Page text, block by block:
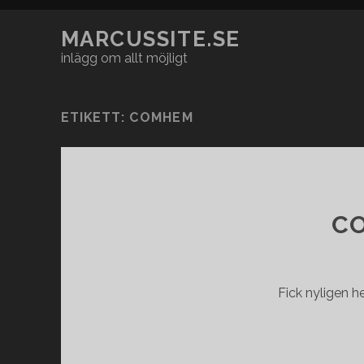
MARCUSSITE.SE
inlägg om allt möjligt
ETIKETT: COMHEM
Fick nyligen